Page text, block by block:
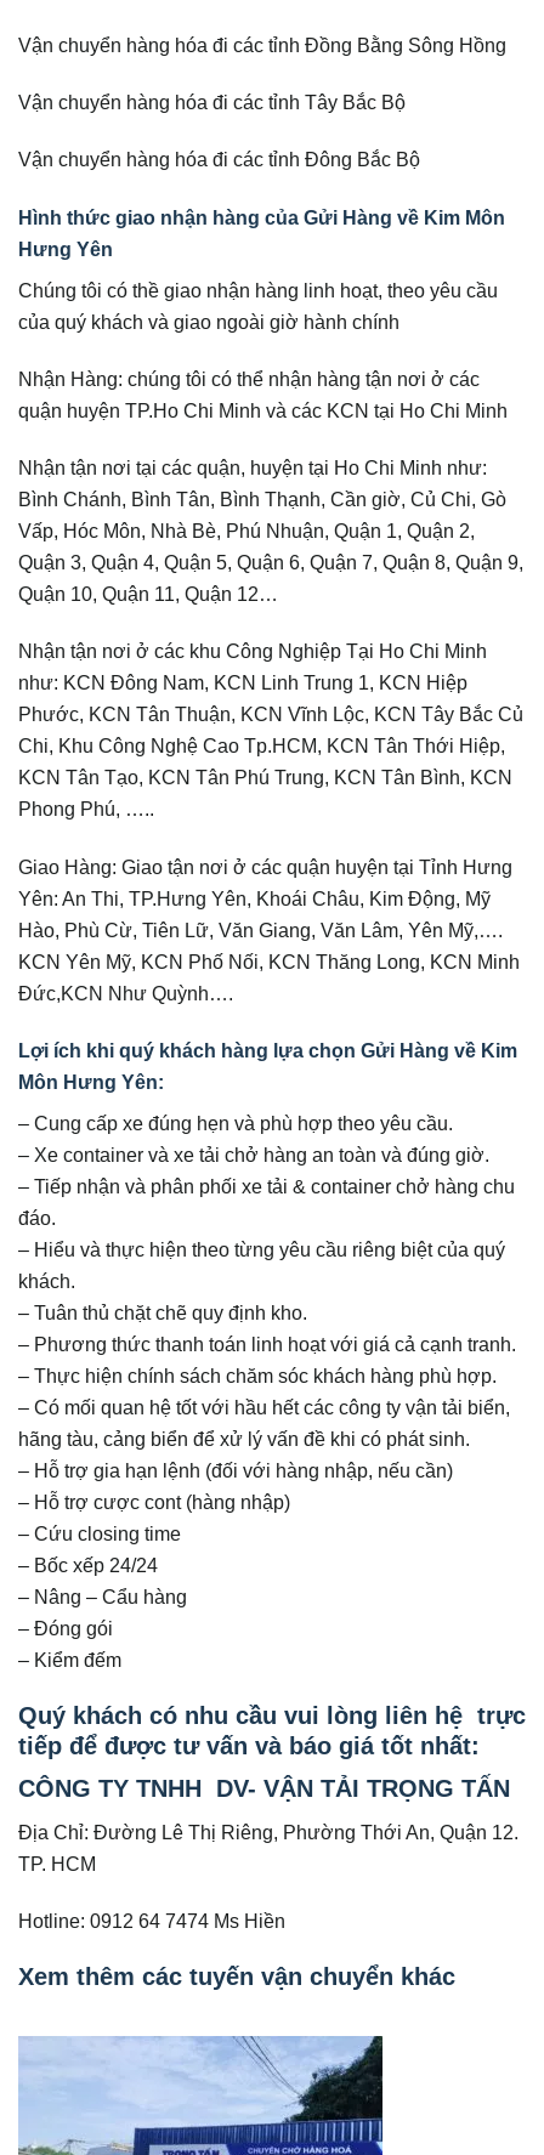
Vận chuyển hàng hóa đi các tỉnh Đồng Bằng Sông Hồng
Vận chuyển hàng hóa đi các tỉnh Tây Bắc Bộ
Vận chuyển hàng hóa đi các tỉnh Đông Bắc Bộ
Hình thức giao nhận hàng của Gửi Hàng về Kim Môn
Hưng Yên
Chúng tôi có thề giao nhận hàng linh hoạt, theo yêu cầu
của quý khách và giao ngoài giờ hành chính
Nhận Hàng: chúng tôi có thể nhận hàng tận nơi ở các
quận huyện TP.Ho Chi Minh và các KCN tại Ho Chi Minh
Nhận tận nơi tại các quận, huyện tại Ho Chi Minh như:
Bình Chánh, Bình Tân, Bình Thạnh, Cần giờ, Củ Chi, Gò
Vấp, Hóc Môn, Nhà Bè, Phú Nhuận, Quận 1, Quận 2,
Quận 3, Quận 4, Quận 5, Quận 6, Quận 7, Quận 8, Quận 9,
Quận 10, Quận 11, Quận 12…
Nhận tận nơi ở các khu Công Nghiệp Tại Ho Chi Minh
như: KCN Đông Nam, KCN Linh Trung 1, KCN Hiệp
Phước, KCN Tân Thuận, KCN Vĩnh Lộc, KCN Tây Bắc Củ
Chi, Khu Công Nghệ Cao Tp.HCM, KCN Tân Thới Hiệp,
KCN Tân Tạo, KCN Tân Phú Trung, KCN Tân Bình, KCN
Phong Phú, …..
Giao Hàng: Giao tận nơi ở các quận huyện tại Tỉnh Hưng
Yên: An Thi, TP.Hưng Yên, Khoái Châu, Kim Động, Mỹ
Hào, Phù Cừ, Tiên Lữ, Văn Giang, Văn Lâm, Yên Mỹ,….
KCN Yên Mỹ, KCN Phố Nối, KCN Thăng Long, KCN Minh
Đức,KCN Như Quỳnh….
Lợi ích khi quý khách hàng lựa chọn Gửi Hàng về Kim
Môn Hưng Yên:
– Cung cấp xe đúng hẹn và phù hợp theo yêu cầu.
– Xe container và xe tải chở hàng an toàn và đúng giờ.
– Tiếp nhận và phân phối xe tải & container chở hàng chu
đáo.
– Hiểu và thực hiện theo từng yêu cầu riêng biệt của quý
khách.
– Tuân thủ chặt chẽ quy định kho.
– Phương thức thanh toán linh hoạt với giá cả cạnh tranh.
– Thực hiện chính sách chăm sóc khách hàng phù hợp.
– Có mối quan hệ tốt với hầu hết các công ty vận tải biển,
hãng tàu, cảng biển để xử lý vấn đề khi có phát sinh.
– Hỗ trợ gia hạn lệnh (đối với hàng nhập, nếu cần)
– Hỗ trợ cược cont (hàng nhập)
– Cứu closing time
– Bốc xếp 24/24
– Nâng – Cẩu hàng
– Đóng gói
– Kiểm đếm
Quý khách có nhu cầu vui lòng liên hệ trực
tiếp để được tư vấn và báo giá tốt nhất:
CÔNG TY TNHH DV- VẬN TẢI TRỌNG TẤN
Địa Chỉ: Đường Lê Thị Riêng, Phường Thới An, Quận 12.
TP. HCM
Hotline: 0912 64 7474 Ms Hiền
Xem thêm các tuyến vận chuyển khác